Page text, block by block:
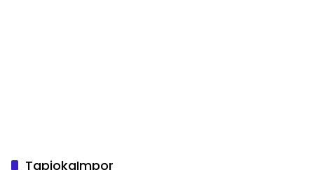
TapiokaImpor